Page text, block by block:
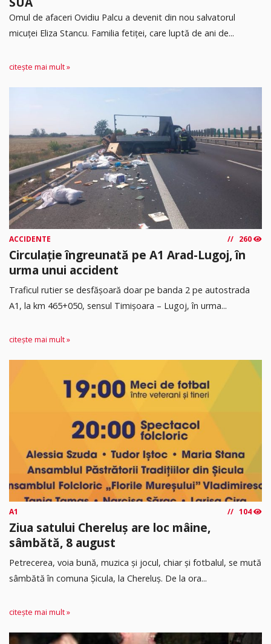
Omul de afaceri Ovidiu Palcu a devenit din nou salvatorul
micuței Eliza Stancu. Familia fetiței, care luptă de ani de...
citește mai mult »
ACCIDENTE 260
Circulație îngreunată pe A1 Arad-Lugoj, în
urma unui accident
Traficul rutier se desfășoară doar pe banda 2 pe autostrada
A1, la km 465+050, sensul Timişoara – Lugoj, în urma...
citește mai mult »
A1 104
Ziua satului Chereluș are loc mâine,
sâmbătă, 8 august
Petrecerea, voia bună, muzica și jocul, chiar și fotbalul, se mută
sâmbătă în comuna Șicula, la Chereluș. De la ora...
citește mai mult »